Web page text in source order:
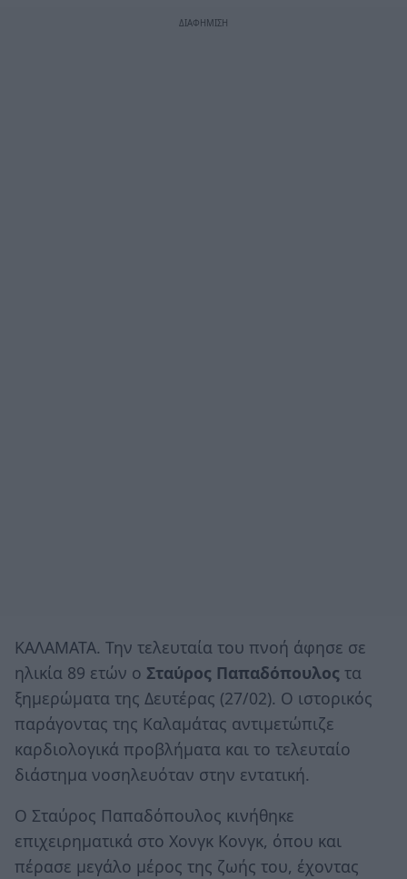
ΚΑΛΑΜΑΤΑ. Την τελευταία του πνοή άφησε σε
ηλικία 89 ετών ο Σταύρος Παπαδόπουλος τα
ξημερώματα της Δευτέρας (27/02). Ο ιστορικός
παράγοντας της Καλαμάτας αντιμετώπιζε
καρδιολογικά προβλήματα και το τελευταίο
διάστημα νοσηλευόταν στην εντατική.
Ο Σταύρος Παπαδόπουλος κινήθηκε
επιχειρηματικά στο Χονγκ Κονγκ, όπου και
πέρασε μεγάλο μέρος της ζωής του, έχοντας